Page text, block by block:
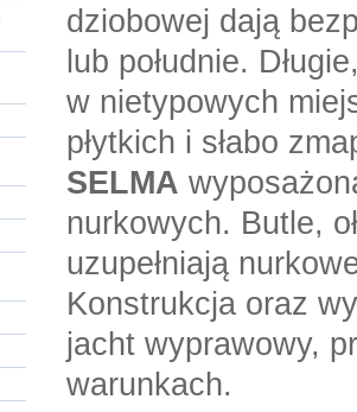
dziobowej dają
lub południe.
w nietypowych
płytkich i słabo
SELMA
nurkowych. Butle,
uzupełniają
Konstrukcja oraz
jacht wyprawowy,
warunkach.